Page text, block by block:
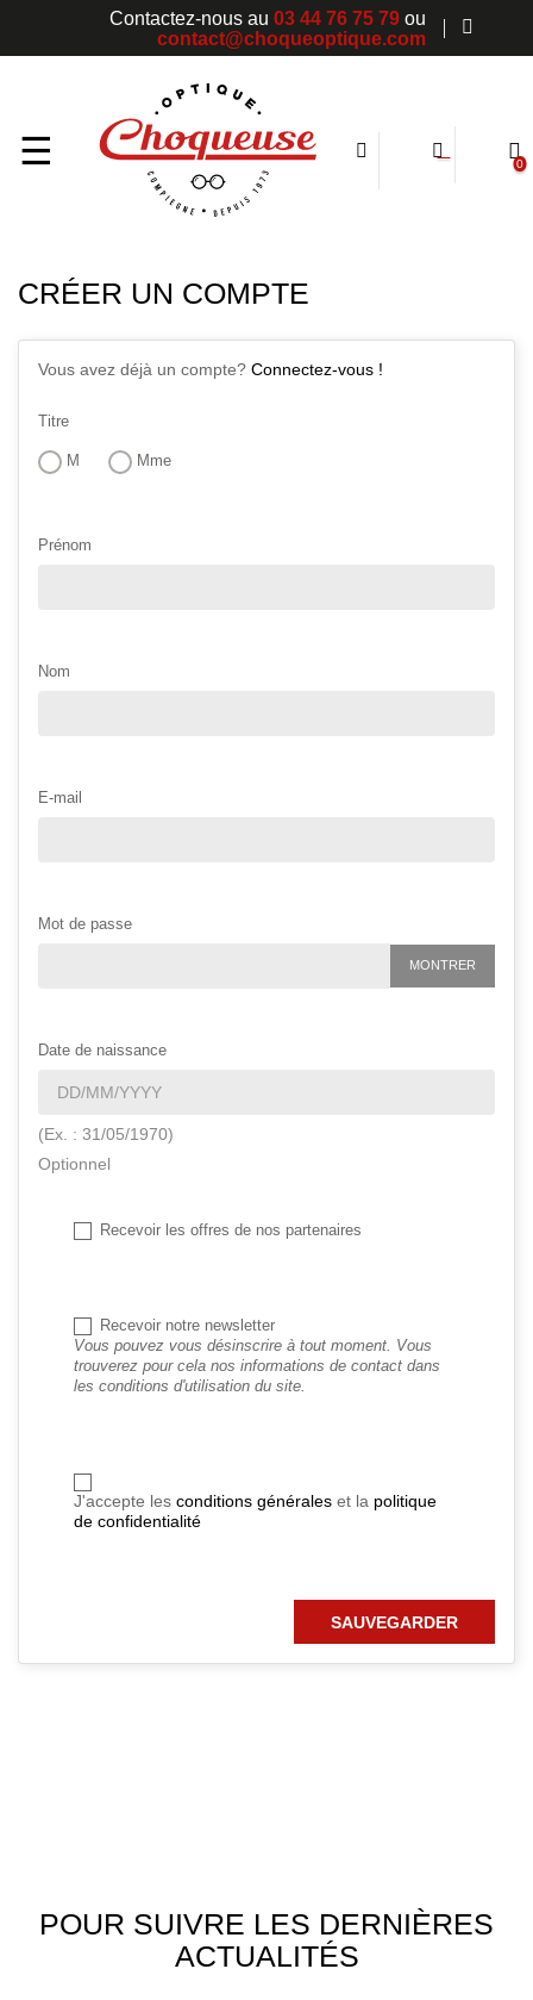
Contactez-nous au03 44 76 75 79 ou
contact@choqueoptique.com
Basculer
navigation
☰ 0
CRÉER UN COMPTE
Vous avez déjà un compte? Connectez-vous !
Titre
M Mme
Prénom
Nom
E-mail
Mot de passe
MONTRER
Date de naissance
(Ex. : 31/05/1970)
Optionnel
Recevoir les offres de nos partenaires
Recevoir notre newsletter
Vous pouvez vous désinscrire à tout moment. Vous
trouverez pour cela nos informations de contact dans
les conditions d'utilisation du site.
J'accepte les conditions générales et la politique
de confidentialité
SAUVEGARDER
POUR SUIVRE LES DERNIÈRES
ACTUALITÉS